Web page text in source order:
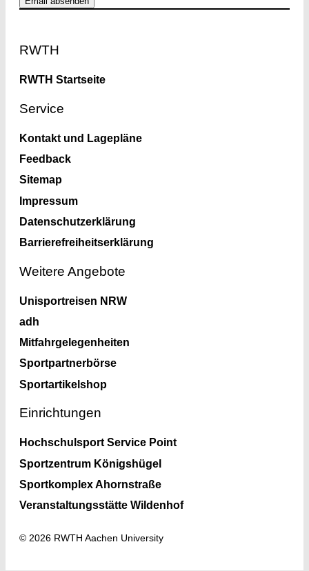
RWTH
RWTH Startseite
Service
Kontakt und Lagepläne
Feedback
Sitemap
Impressum
Datenschutzerklärung
Barrierefreiheitserklärung
Weitere Angebote
Unisportreisen NRW
adh
Mitfahrgelegenheiten
Sportpartnerbörse
Sportartikelshop
Einrichtungen
Hochschulsport Service Point
Sportzentrum Königshügel
Sportkomplex Ahornstraße
Veranstaltungsstätte Wildenhof
© 2026 RWTH Aachen University